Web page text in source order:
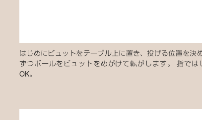
はじめにビュットをテーブル上に置き、投げる位置を決
ずつボールをビュットをめがけて転がします。 指では
OK。